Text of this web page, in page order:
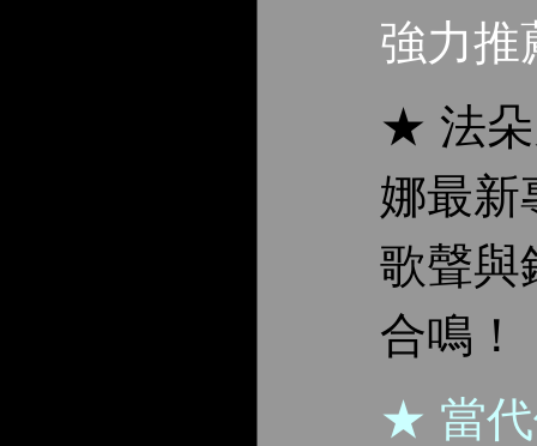
強力推
★ 法
娜最新
歌聲與
合鳴！
★ 當